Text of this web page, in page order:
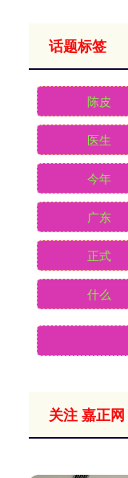
话题标签
陈皮
医生
今年
广东
正式
什么
关注 嘉正网